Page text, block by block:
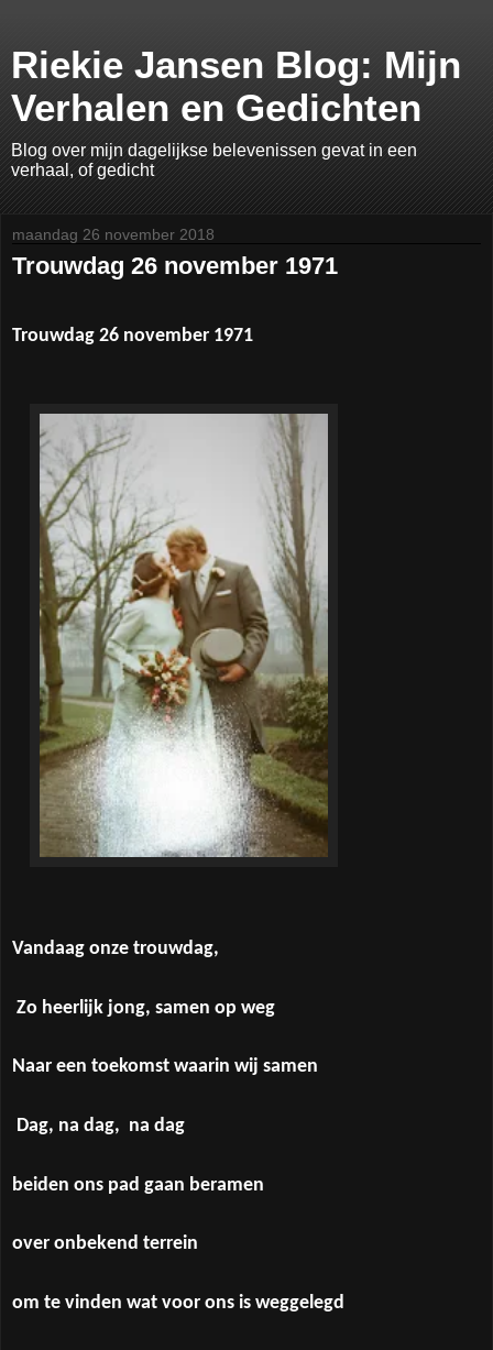
Riekie Jansen Blog: Mijn
Verhalen en Gedichten
Blog over mijn dagelijkse belevenissen gevat in een
verhaal, of gedicht
maandag 26 november 2018
Trouwdag 26 november 1971
Trouwdag 26 november 1971
Vandaag onze trouwdag,
Zo heerlijk jong, samen op weg
Naar een toekomst waarin wij samen
Dag, na dag, na dag
beiden ons pad gaan beramen
over onbekend terrein
om te vinden wat voor ons is weggelegd